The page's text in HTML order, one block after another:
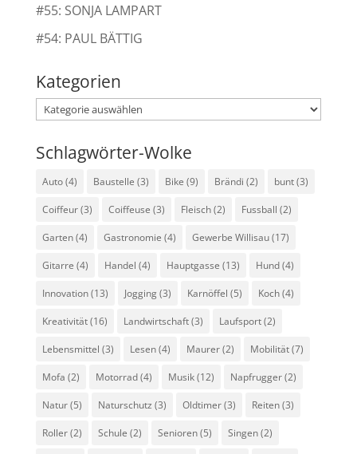
#55: SONJA LAMPART
#54: PAUL BÄTTIG
Kategorien
Kategorien
Schlagwörter-Wolke
Auto(4) Baustelle (3) Bike (9) Brändi (2) bunt(3)
Coiffeur(3) Coiffeuse (3) Fleisch(2) Fussball (2)
Garten(4) Gastronomie (4) Gewerbe Willisau(17)
Gitarre (4) Handel (4) Hauptgasse (13) Hund(4)
Innovation(13) Jogging(3) Karnöffel (5) Koch(4)
Kreativität(16) Landwirtschaft(3) Laufsport(2)
Lebensmittel (3) Lesen(4) Maurer(2) Mobilität(7)
Mofa (2) Motorrad(4) Musik(12) Napfrugger(2)
Natur(5) Naturschutz (3) Oldtimer(3) Reiten(3)
Roller(2) Schule (2) Senioren(5) Singen(2)